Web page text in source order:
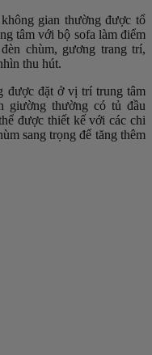
gian thường được tổ
tâm với bộ sofa làm điểm
chùm, gương trang trí,
thu hút.
được đặt ở vị trí trung tâm
giường thường có tủ đầu
được thiết kế với các chi
sang trọng để tăng thêm